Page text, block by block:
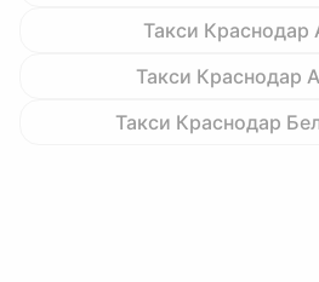
Такси Краснодар
Такси Краснодар
Такси Краснодар